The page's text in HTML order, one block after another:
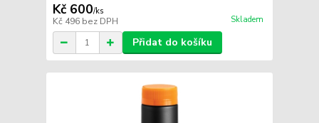
Kč 600/ks
Kč 496 bez DPH Skladem
Přidat do košíku